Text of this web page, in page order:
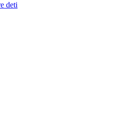
deti